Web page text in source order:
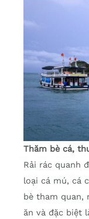
Thăm bè cá,
Rải rác quanh
loại cá mú, cá
bè tham quan,
ăn và đặc biệt